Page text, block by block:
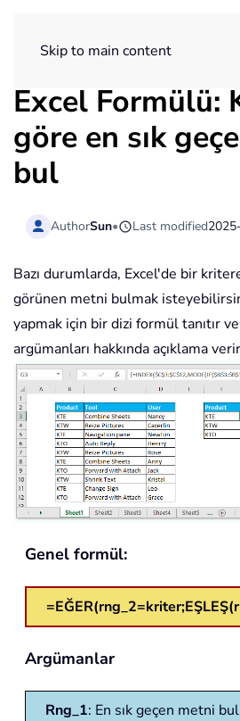
Skip to main content
Excel Formülü:
göre en sık
bul
AuthorSun• Last modified
Bazı durumlarda, Excel'de bir
görünen metni bulmak
yapmak için bir dizi formül tanıtır
argümanları hakkında açıklama
Genel formül:
Argümanlar
Rng_1: En sık geçen metni